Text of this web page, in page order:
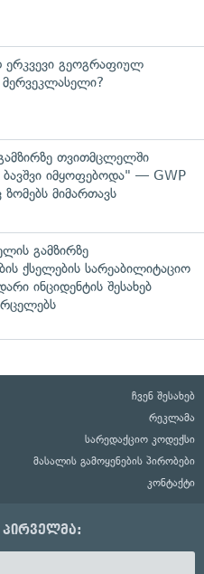
ერკვევი გეოგრაფიულ
მერვეკლასელი?
თვითმცლელში
იმყოფებოდა" — GWP
მიმართავს
გამზირზე
ქსელების სარეაბილიტაციო
ინციდენტის შესახებ
ჩვენ შესახებ
რეკლამა
სარედაქციო კოდექსი
მასალის გამოყენების პირობები
კონტაქტი
პირველმა: